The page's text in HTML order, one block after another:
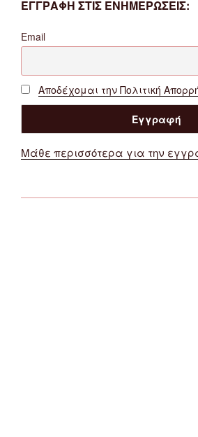
ΕΓΓΡΑΦΗ ΣΤΙΣ ΕΝΗΜΕΡΩΣΕΙΣ:
Email
Αποδέχομαι την Πολιτική
Μάθε περισσότερα για την